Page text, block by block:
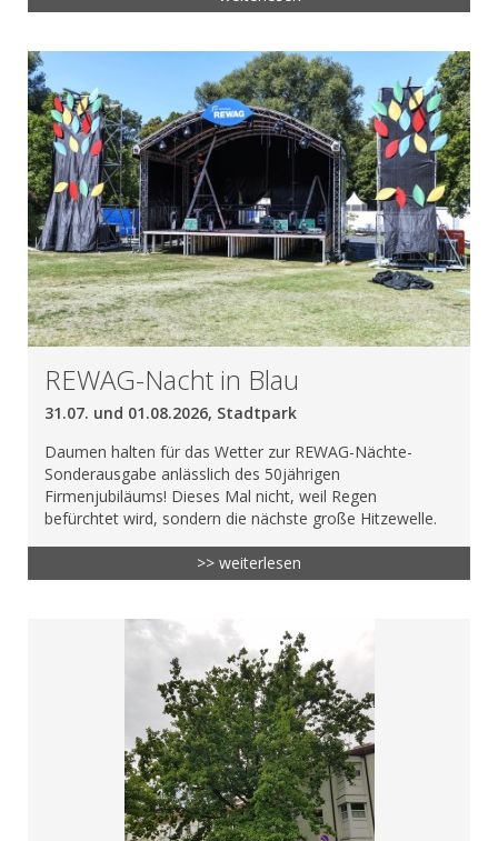
REWAG-Nacht in Blau
31.07. und 01.08.2026, Stadtpark
Daumen halten für das Wetter zur REWAG-Nächte-
Sonderausgabe anlässlich des 50jährigen
Firmenjubiläums! Dieses Mal nicht, weil Regen
befürchtet wird, sondern die nächste große Hitzewelle.
>> weiterlesen